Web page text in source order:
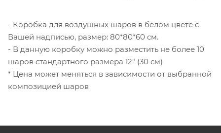
- Коробка для воздушных шаров в белом цвете с
Вашей надписью, размер: 80*80*60 см.
- В данную коробку можно разместить не более 10
шаров стандартного размера 12" (30 см)
* Цена может меняться в зависимости от выбранной
композицией шаров